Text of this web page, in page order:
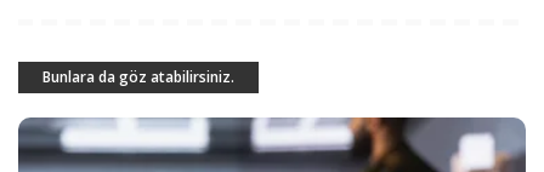
Bunlara da göz atabilirsiniz.